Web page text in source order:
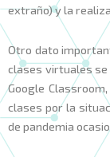
extraño) y la
Otro dato
clases virtuales
Google
clases por la
de pandemia